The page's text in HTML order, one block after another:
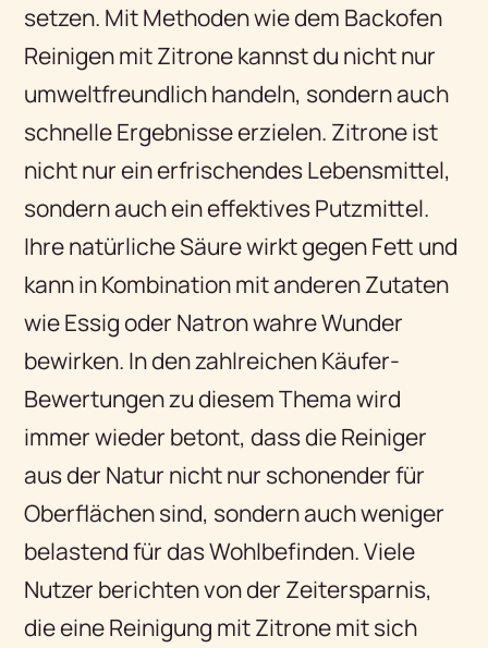
setzen. Mit Methoden wie dem Backofen
Reinigen mit Zitrone kannst du nicht nur
umweltfreundlich handeln, sondern auch
schnelle Ergebnisse erzielen. Zitrone ist
nicht nur ein erfrischendes Lebensmittel,
sondern auch ein effektives Putzmittel.
Ihre natürliche Säure wirkt gegen Fett und
kann in Kombination mit anderen Zutaten
wie Essig oder Natron wahre Wunder
bewirken. In den zahlreichen Käufer-
Bewertungen zu diesem Thema wird
immer wieder betont, dass die Reiniger
aus der Natur nicht nur schonender für
Oberflächen sind, sondern auch weniger
belastend für das Wohlbefinden. Viele
Nutzer berichten von der Zeitersparnis,
die eine Reinigung mit Zitrone mit sich